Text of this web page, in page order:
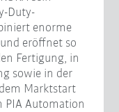
Duty-
enorme
eröffnet so
Fertigung, in
sowie in der
Marktstart
PIA Automation